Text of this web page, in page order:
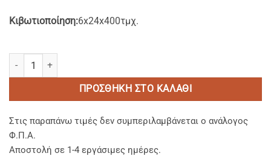
Κιβωτιοποίηση:6x24x400τμχ.
Ξύλινες Οδοντογλυφίδες σε Πλαστικό Βάζο 400τμχ. ποσότητα
ΠΡΟΣΘΉΚΗ ΣΤΟ ΚΑΛΆΘΙ
Στις παραπάνω τιμές δεν συμπεριλαμβάνεται ο ανάλογος
Φ.Π.Α.
Αποστολή σε 1-4 εργάσιμες ημέρες.